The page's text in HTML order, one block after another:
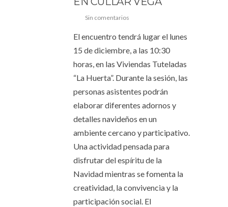
Sin comentarios
El encuentro tendrá lugar el lunes
15 de diciembre, a las 10:30
horas, en las Viviendas Tuteladas
“La Huerta”. Durante la sesión, las
personas asistentes podrán
elaborar diferentes adornos y
detalles navideños en un
ambiente cercano y participativo.
Una actividad pensada para
disfrutar del espíritu de la
Navidad mientras se fomenta la
creatividad, la convivencia y la
participación social. El